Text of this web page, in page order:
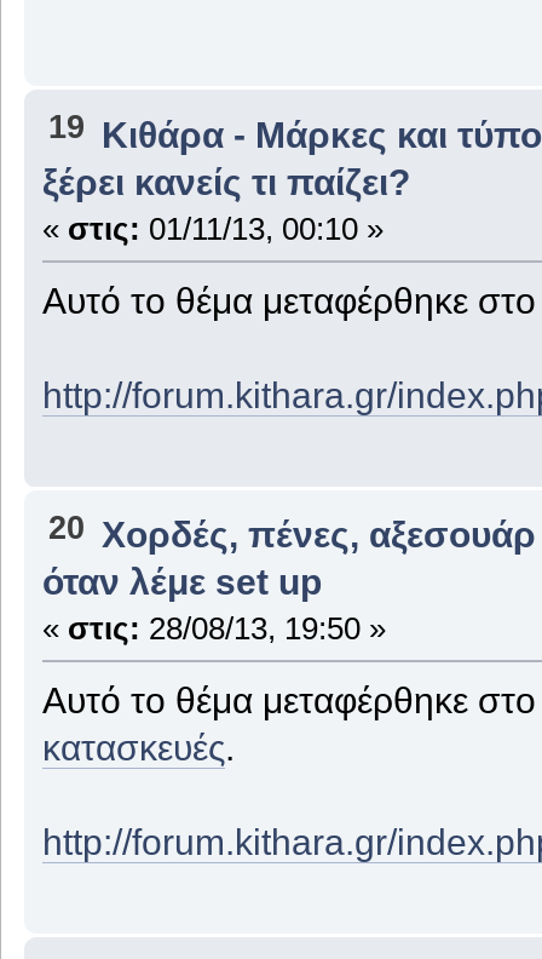
19 Κιθάρα - Μάρκες και
ξέρει κανείς τι παίζει?
« στις: 01/11/13, 00:10 »
Αυτό το θέμα μεταφέρθηκε
http://forum.kithara.gr/
20 Χορδές, πένες, αξεσουάρ
όταν λέμε set up
« στις: 28/08/13, 19:50 »
Αυτό το θέμα μεταφέρθηκε
κατασκευές.
http://forum.kithara.gr/